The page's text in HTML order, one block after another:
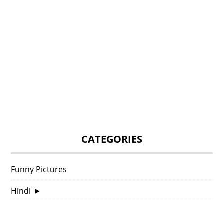
CATEGORIES
Funny Pictures
Hindi ►